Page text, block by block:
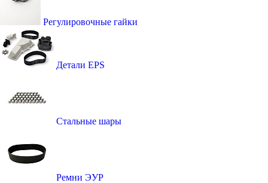
Регулировочные гайки
Детали EPS
Стальные шары
Ремни ЭУР